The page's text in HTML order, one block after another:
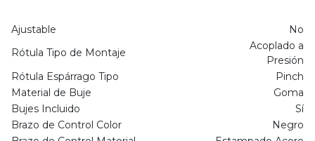
Ajustable
No
Rótula Tipo de Montaje
Acoplado a
Presión
Rótula Espárrago Tipo
Pinch
Material de Buje
Goma
Bujes Incluido
Sí
Brazo de Control Color
Negro